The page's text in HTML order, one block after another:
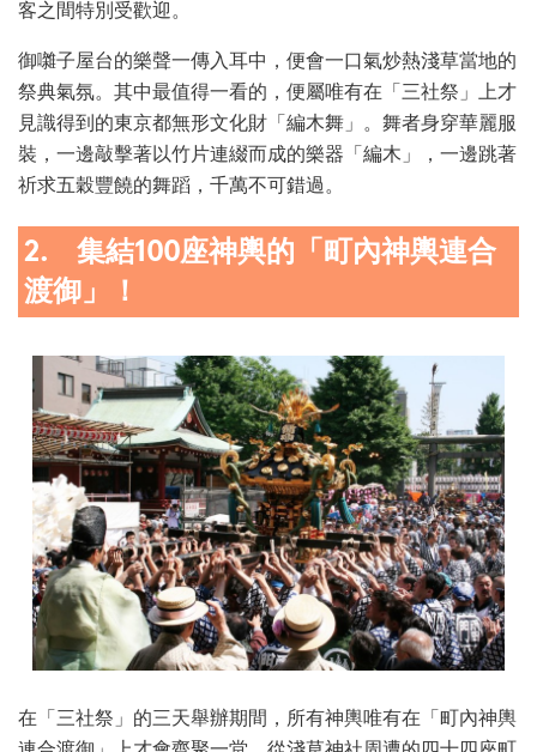
客之間特別受歡迎。
御囃子屋台的樂聲一傳入耳中，便會一口氣炒熱淺草當地的
祭典氣氛。其中最值得一看的，便屬唯有在「三社祭」上才
見識得到的東京都無形文化財「編木舞」。舞者身穿華麗服
裝，一邊敲擊著以竹片連綴而成的樂器「編木」，一邊跳著
祈求五穀豐饒的舞蹈，千萬不可錯過。
2. 集結100座神輿的「町內神輿連合
渡御」！
在「三社祭」的三天舉辦期間，所有神輿唯有在「町內神輿